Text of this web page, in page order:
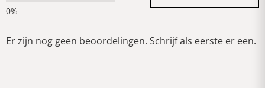
Er zijn nog geen beoordelingen. Schrijf als eerste er een.